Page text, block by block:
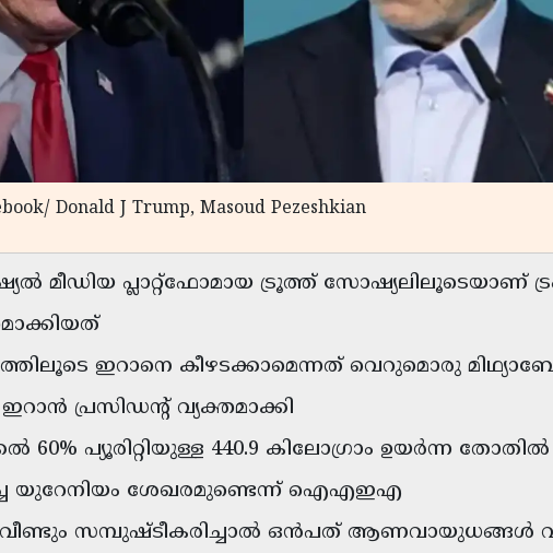
Donald J Trump, Masoud Pezeshkian
മീഡിയ പ്ലാറ്റ്‌ഫോമായ ട്രൂത്ത് സോഷ്യലിലൂടെയാണ്
ഇറാനെ കീഴടക്കാമെന്നത് വെറുമൊരു
പ്രസിഡന്റ് വ്യക്തമാക്കി
60% പ്യൂരിറ്റിയുള്ള 440.9 കിലോഗ്രാം ഉയർന്ന തോതിൽ
യുറേനിയം ശേഖരമുണ്ടെന്ന് ഐഎഇഎ
സമ്പുഷ്ടീകരിച്ചാൽ ഒൻപത് ആണവായുധങ്ങൾ